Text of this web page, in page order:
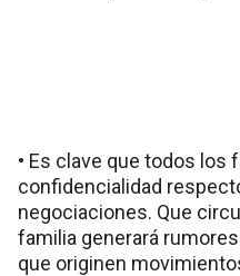
• Es clave que todos los
confidencialidad
negociaciones. Que
familia generará
que originen